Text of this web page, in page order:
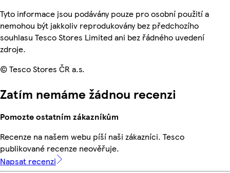
Tyto informace jsou podávány pouze pro osobní použití a
nemohou být jakkoliv reprodukovány bez předchozího
souhlasu Tesco Stores Limited ani bez řádného uvedení
zdroje.
© Tesco Stores ČR a.s.
Zatím nemáme žádnou recenzi
Pomozte ostatním zákazníkům
Recenze na našem webu píší naši zákazníci. Tesco
publikované recenze neověřuje.
Napsat recenzi